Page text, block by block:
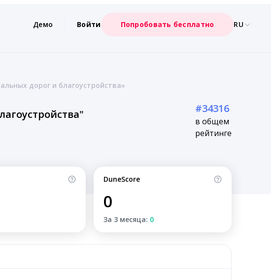
Демо Войти Попробовать бесплатно RU
дорог и благоустройства»
#34316
в общем
рейтинге
DuneScore
0
За 3 месяца: 0